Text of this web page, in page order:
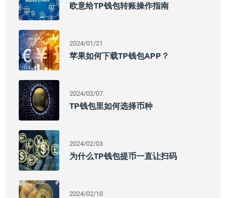
欧意给TP钱包转账操作指南
2024/01/21
苹果如何下载TP钱包APP？
2024/02/07
TP钱包里如何选择币种
2024/02/03
为什么TP钱包提币一直让扫码
2024/02/10